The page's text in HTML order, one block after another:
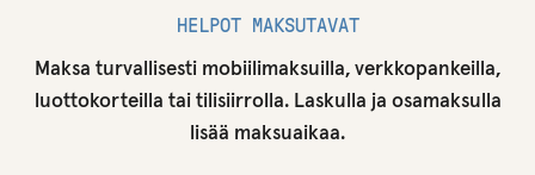
HELPOT MAKSUTAVAT
Maksa turvallisesti mobiilimaksuilla, verkkopankeilla,
luottokorteilla tai tilisiirrolla. Laskulla ja osamaksulla
lisää maksuaikaa.